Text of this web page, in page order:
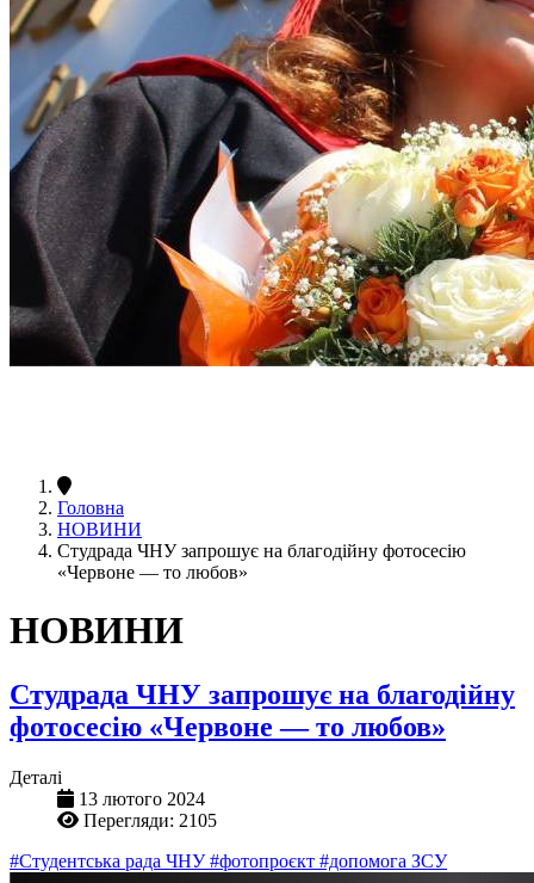
Головна
НОВИНИ
Студрада ЧНУ запрошує на благодійну фотосесію
«Червоне — то любов»
НОВИНИ
Студрада ЧНУ запрошує на благодійну
фотосесію «Червоне — то любов»
Деталі
13 лютого 2024
Перегляди: 2105
#Студентська рада ЧНУ#фотопроєкт #допомога ЗСУ